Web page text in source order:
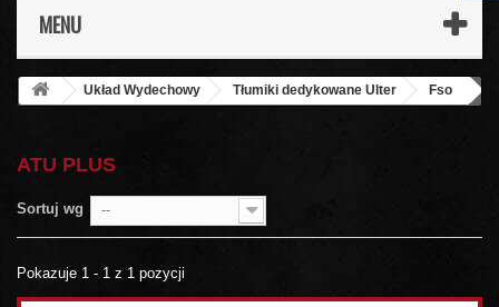
MENU
Układ Wydechowy Tłumiki dedykowane Ulter
Fso
ATU PLUS
Sortuj wg --
Pokazuje 1 - 1 z 1 pozycji